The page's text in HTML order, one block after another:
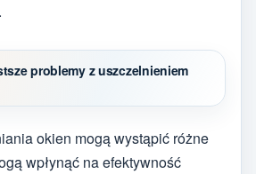
problemy z uszczelnieniem
okien mogą wystąpić różne
wpłynąć na efektywność